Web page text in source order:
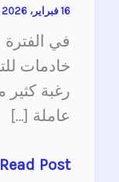
16 فبراير، 2026
في الفترة
خادمات
رغبة
عاملة […]
Read Post »